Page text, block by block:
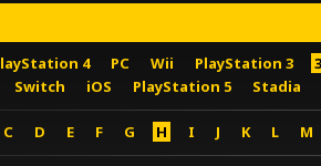
4 PC Wii PlayStation 3
Switch iOS PlayStation 5 Stadia
C D E F G H I J K L M